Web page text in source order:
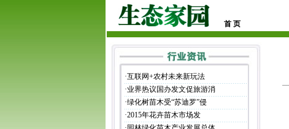
首 页
·互联网+农村未来新玩法
·业界热议国办发文促旅游消
·绿化树苗木受“苏迪罗”侵
·2015年花卉苗木市场发